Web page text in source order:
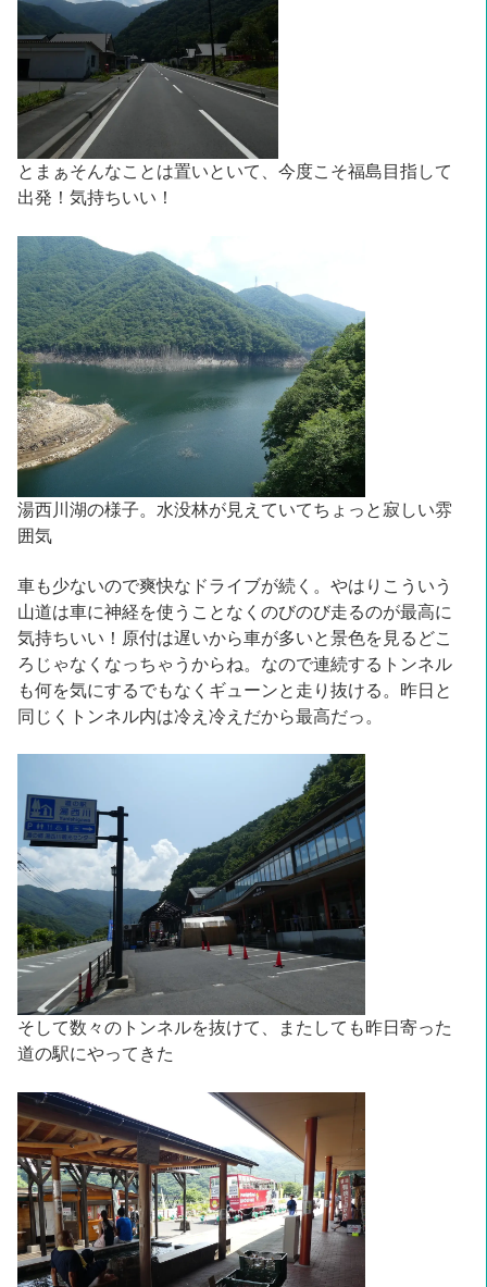
とまぁそんなことは置いといて、今度こそ福島目指して
出発！気持ちいい！
湯西川湖の様子。水没林が見えていてちょっと寂しい雰
囲気
車も少ないので爽快なドライブが続く。やはりこういう
山道は車に神経を使うことなくのびのび走るのが最高に
気持ちいい！原付は遅いから車が多いと景色を見るどこ
ろじゃなくなっちゃうからね。なので連続するトンネル
も何を気にするでもなくギューンと走り抜ける。昨日と
同じくトンネル内は冷え冷えだから最高だっ。
そして数々のトンネルを抜けて、またしても昨日寄った
道の駅にやってきた